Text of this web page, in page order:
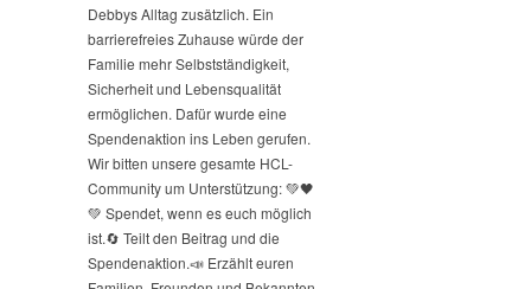
Debbys Alltag zusätzlich. Ein
barrierefreies Zuhause würde der
Familie mehr Selbstständigkeit,
Sicherheit und Lebensqualität
ermöglichen. Dafür wurde eine
Spendenaktion ins Leben gerufen.
Wir bitten unsere gesamte HCL-
Community um Unterstützung: 💚🖤
💚 Spendet, wenn es euch möglich
ist.🔄 Teilt den Beitrag und die
Spendenaktion.📣 Erzählt euren